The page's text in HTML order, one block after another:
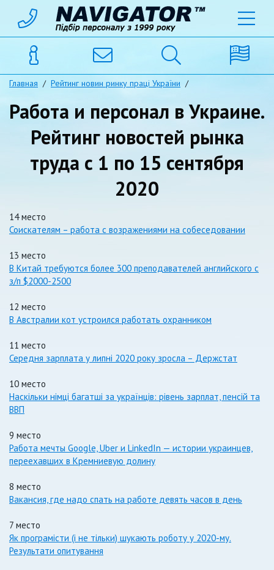
Главная / Рейтинг новин ринку праці України /
Работа и персонал в Украине.
Рейтинг новостей рынка
труда с 1 по 15 сентября
2020
14 место
Соискателям – работа с возражениями на собеседовании
13 место
В Китай требуются более 300 преподавателей английского с
з/п $2000-2500
12 место
В Австралии кот устроился работать охранником
11 место
Середня зарплата у липні 2020 року зросла – Держстат
10 место
Наскільки німці багатші за українців: рівень зарплат, пенсій та
ВВП
9 место
Работа мечты Google, Uber и LinkedIn — истории украинцев,
переехавших в Кремниевую долину
8 место
Вакансия, где надо спать на работе девять часов в день
7 место
Як програмісти (і не тільки) шукають роботу у 2020-му.
Результати опитування